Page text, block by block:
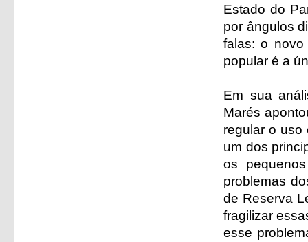
Estado do
por ângulos
falas: o
popular é a
Em sua
Marés
regular o uso
um dos
os
problemas
de Reserva
fragilizar
esse